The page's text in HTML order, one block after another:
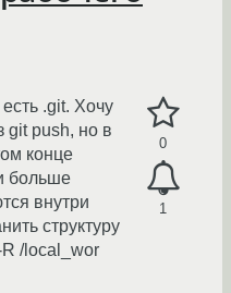
0
1
.git. Хочу
git push, но в
конце
больше
внутри
структуру
R /local_wor